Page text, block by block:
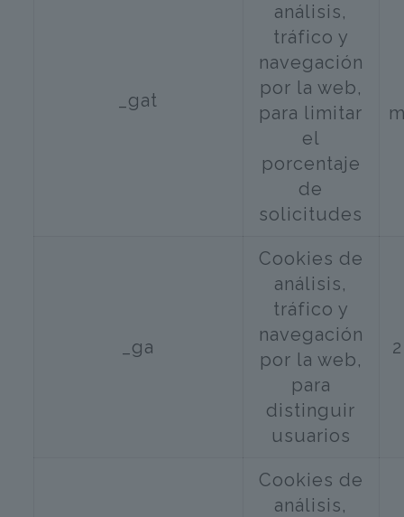
_gat
análisis,
tráfico y
navegación
por la web,
para limitar
el
porcentaje
de
solicitudes
_ga
Cookies de
análisis,
tráfico y
navegación
por la web,
para
distinguir
usuarios
Cookies de
análisis,